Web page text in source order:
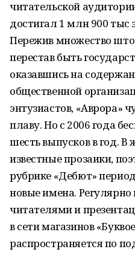
читательской
достигал 1 млн 900 тыс
Пережив множество
перестав быть
оказавшись на
общественной
энтузиастов, «Аврора»
плаву. Но с 2006 года
шесть выпусков в год.
известные прозаики,
рубрике «Дебют»
новые имена. Регулярно
читателями и
в сети магазинов
распространяется по